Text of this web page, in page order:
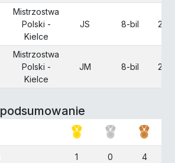
Mistrzostwa
Polski -
Kielce
JS 8-bil
Mistrzostwa
Polski -
Kielce
JM 8-bil
podsumowanie
1 0 4